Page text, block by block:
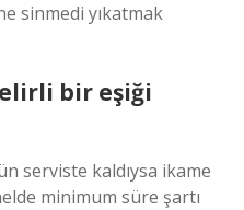
sinmedi yıkatmak
bir eşiği
serviste kaldıysa ikame
minimum süre şartı